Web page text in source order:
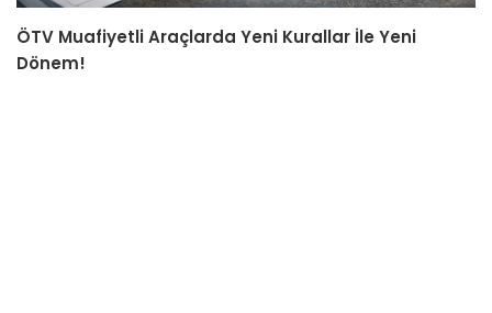
ÖTV Muafiyetli Araçlarda Yeni Kurallar İle Yeni
Dönem!